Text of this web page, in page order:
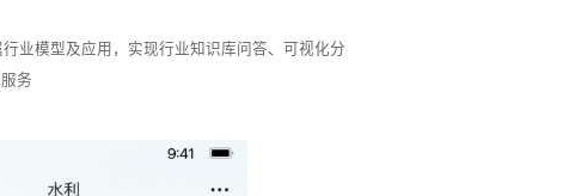
业模型及应用，实现行业知识库问答、可视化分
务